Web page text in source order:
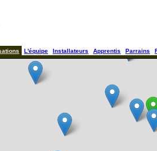
L'équipe Installateurs Apprentis Parrains